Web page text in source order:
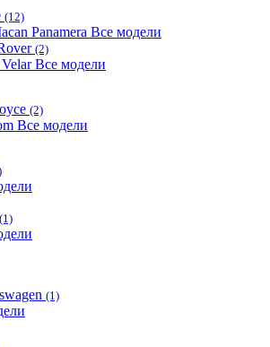
(12)
Panamera Все модели
(2)
VelarВсе модели
(2)
Все модели
(1)
(1)